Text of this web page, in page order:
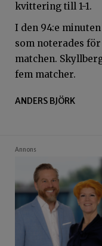
kvittering till 1-1.
I den 94:e
som noterades
matchen.
fem matcher.
ANDERS BJÖRK
Annons